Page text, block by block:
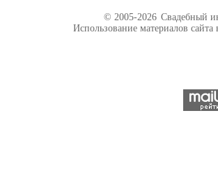
© 2005-2026 Свадебный
Использование материалов